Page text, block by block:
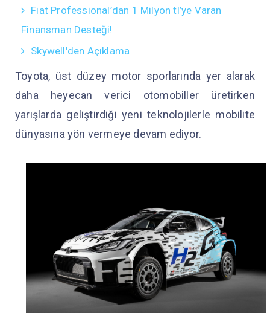
Fiat Professional’dan 1 Milyon tl’ye Varan
Finansman Desteği!
Skywell'den Açıklama
Toyota, üst düzey motor sporlarında yer alarak
daha heyecan verici otomobiller üretirken
yarışlarda geliştirdiği yeni teknolojilerle mobilite
dünyasına yön vermeye devam ediyor.